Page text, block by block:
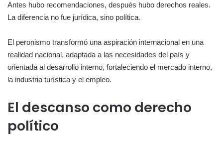
Antes hubo recomendaciones, después hubo derechos reales.
La diferencia no fue jurídica, sino política.
El peronismo transformó una aspiración internacional en una
realidad nacional, adaptada a las necesidades del país y
orientada al desarrollo interno, fortaleciendo el mercado interno,
la industria turística y el empleo.
El descanso como derecho
político